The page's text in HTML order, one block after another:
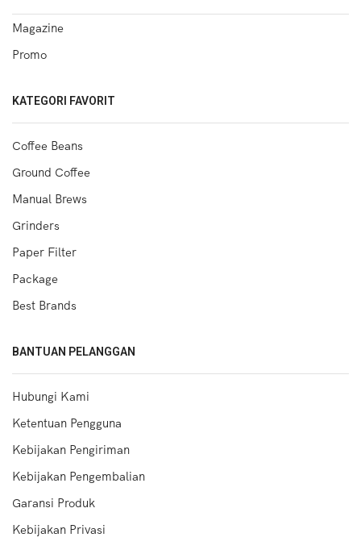
Magazine
Promo
KATEGORI FAVORIT
Coffee Beans
Ground Coffee
Manual Brews
Grinders
Paper Filter
Package
Best Brands
BANTUAN PELANGGAN
Hubungi Kami
Ketentuan Pengguna
Kebijakan Pengiriman
Kebijakan Pengembalian
Garansi Produk
Kebijakan Privasi